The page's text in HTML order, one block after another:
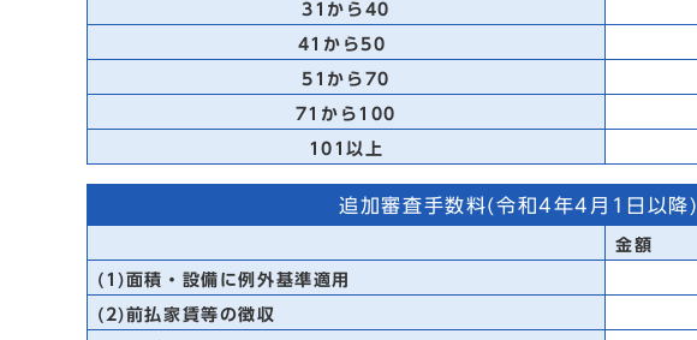
31から40
41から50
51から70
71から100
101以上
追加審査手数料(令和4年4月1日以降)
金額
(1)面積・設備に例外基準適用
(2)前払家賃等の徴収